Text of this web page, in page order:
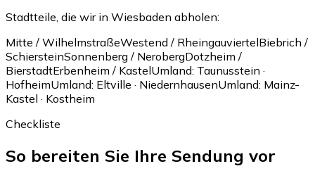
Stadtteile, die wir in Wiesbaden abholen:
Mitte / WilhelmstraßeWestend / RheingauviertelBiebrich /
SchiersteinSonnenberg / NerobergDotzheim /
BierstadtErbenheim / KastelUmland: Taunusstein ·
HofheimUmland: Eltville · NiedernhausenUmland: Mainz-
Kastel · Kostheim
Checkliste
So bereiten Sie Ihre Sendung vor